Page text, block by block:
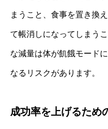
まうこと、食事を置き換
て帳消しになってしまう
な減量は体が飢餓モード
なるリスクがあります。
成功率を上げるため